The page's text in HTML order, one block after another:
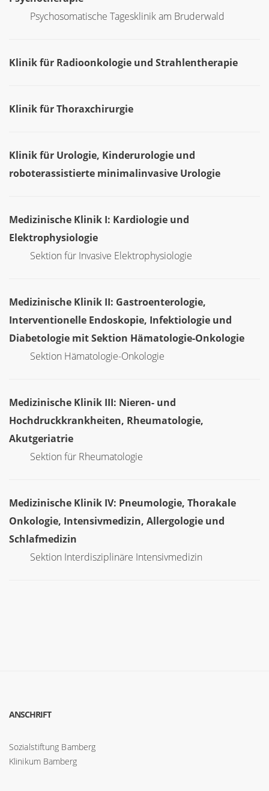
Psychosomatische Tagesklinik am Bruderwald
Klinik für Radioonkologie und Strahlentherapie
Klinik für Thoraxchirurgie
Klinik für Urologie, Kinderurologie und
roboterassistierte minimalinvasive Urologie
Medizinische Klinik I: Kardiologie und
Elektrophysiologie
Sektion für Invasive Elektrophysiologie
Medizinische Klinik II: Gastroenterologie,
Interventionelle Endoskopie, Infektiologie und
Diabetologie mit Sektion Hämatologie-Onkologie
Sektion Hämatologie-Onkologie
Medizinische Klinik III: Nieren- und
Hochdruckkrankheiten, Rheumatologie,
Akutgeriatrie
Sektion für Rheumatologie
Medizinische Klinik IV: Pneumologie, Thorakale
Onkologie, Intensivmedizin, Allergologie und
Schlafmedizin
Sektion Interdisziplinäre Intensivmedizin
ANSCHRIFT
Sozialstiftung Bamberg
Klinikum Bamberg